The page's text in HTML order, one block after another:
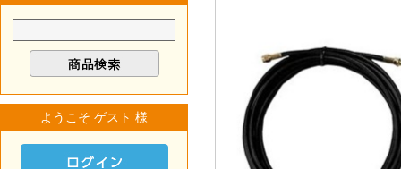
ようこそ ゲスト 様